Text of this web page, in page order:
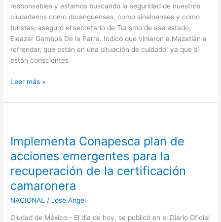
responsables y estamos buscando la seguridad de nuestros
ciudadanos como duranguenses, como sinaloenses y como
turistas, aseguró el secretario de Turismo de ese estado,
Eleazar Gamboa De la Parra. Indicó que vinieron a Mazatlán a
refrendar, que están en una situación de cuidado, ya que sí
están conscientes
TURISTAS:
ELEAZAR
GAMBOA
Leer más »
Implementa Conapesca plan de
acciones emergentes para la
recuperación de la certificación
camaronera
NACIONAL /Jose Angel
Ciudad de México.- El día de hoy, se publicó en el Diario Oficial
plan
acciones
emergentes
para
recuperación
de